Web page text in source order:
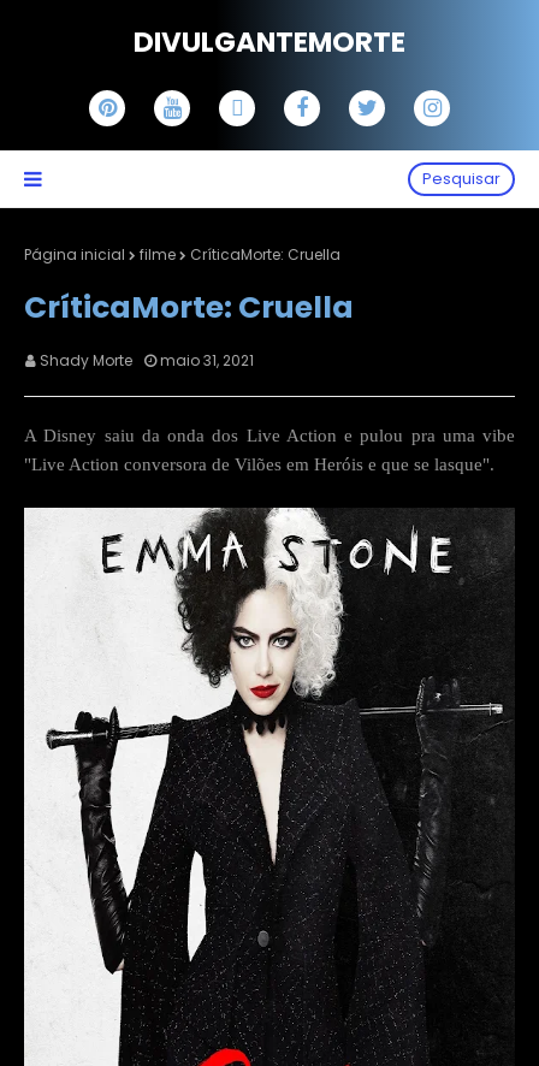
DIVULGANTEMORTE
Pesquisar
Página inicial filme CríticaMorte: Cruella
CríticaMorte: Cruella
Shady Morte maio 31, 2021
A Disney saiu da onda dos Live Action e pulou pra uma vibe
"Live Action conversora de Vilões em Heróis e que se lasque".